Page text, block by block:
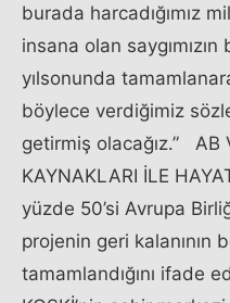
burada harcadığımız
insana olan
yılsonunda
böylece verdiğimiz
getirmiş olacağız.” AB
KAYNAKLARI İLE
yüzde 50’si Avrupa
projenin geri kalanının
tamamlandığını ifade